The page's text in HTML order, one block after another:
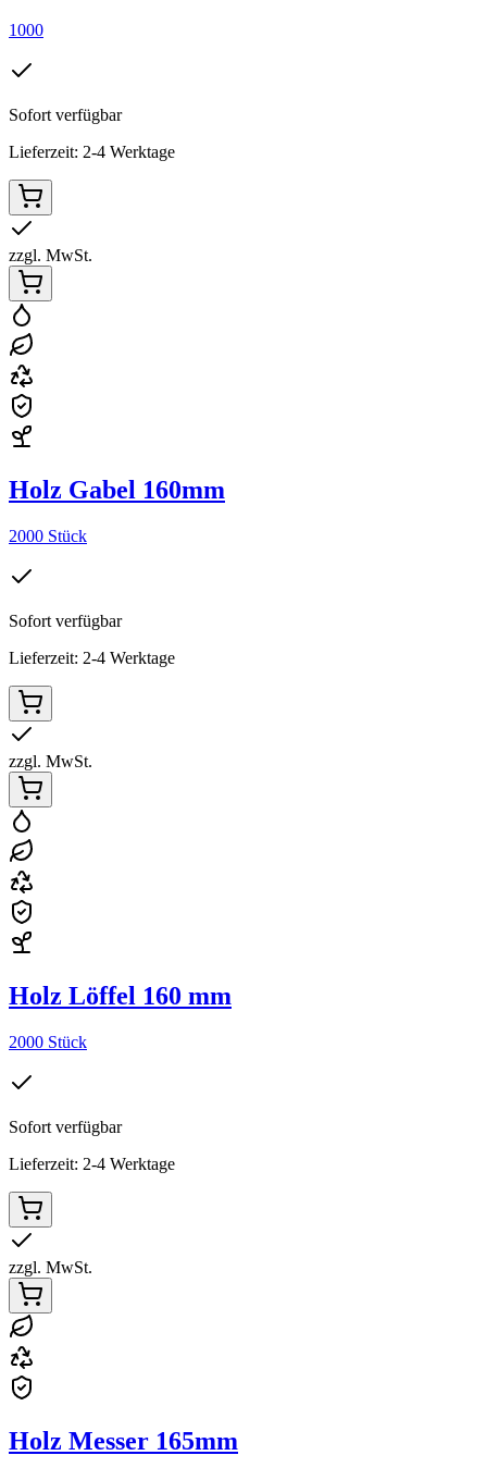
1000
Sofort verfügbar
Lieferzeit: 2-4 Werktage
zzgl. MwSt.
Holz Gabel 160mm
2000 Stück
Sofort verfügbar
Lieferzeit: 2-4 Werktage
zzgl. MwSt.
Holz Löffel 160 mm
2000 Stück
Sofort verfügbar
Lieferzeit: 2-4 Werktage
zzgl. MwSt.
Holz Messer 165mm